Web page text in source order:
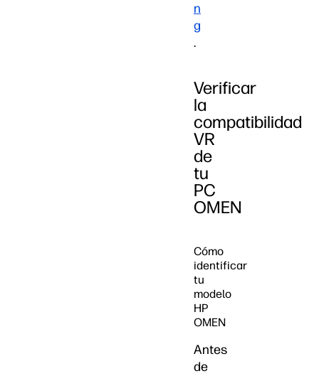
n
g
.
Verificar
la
compatibilidad
VR
de
tu
PC
OMEN
Cómo
identificar
tu
modelo
HP
OMEN
Antes
de